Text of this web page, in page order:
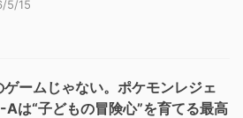
5/15
ゲームじゃない。ポケモンレジェ
Aは“子どもの冒険心”を育てる最高